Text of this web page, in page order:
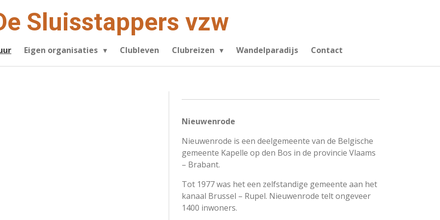
Sluisstappers vzw
Eigen organisaties Clubleven Clubreizen Wandelparadijs Contact
Nieuwenrode
Nieuwenrode is een deelgemeente van de Belgische
gemeente Kapelle op den Bos in de provincie Vlaams
– Brabant.
Tot 1977 was het een zelfstandige gemeente aan het
kanaal Brussel – Rupel. Nieuwenrode telt ongeveer
1400 inwoners.